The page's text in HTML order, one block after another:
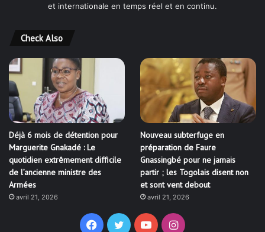
et internationale en temps réel et en continu.
Check Also
Déjà 6 mois de détention pour
Marguerite Gnakadé : Le
quotidien extrêmement difficile
de l’ancienne ministre des
Armées
avril 21, 2026
Nouveau subterfuge en
préparation de Faure
Gnassingbé pour ne jamais
partir ; les Togolais disent non
et sont vent debout
avril 21, 2026
Facebook
TwitterYouTubeInstagram